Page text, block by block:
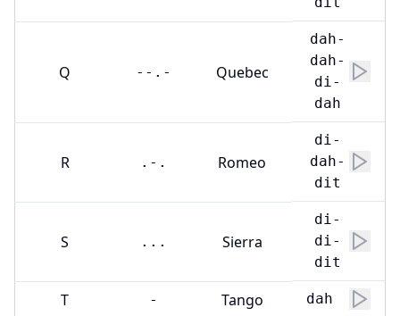
Q --.- Quebec
dah-
dah-
di-
dah
R .-. Romeo
di-
dah-
dit
S ... Sierra
di-
di-
dit
T - Tango dah